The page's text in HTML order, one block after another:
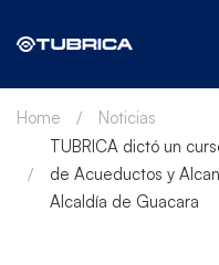
Home
Noticias
TUBRICA dictó un
de Acueductos y
Alcaldía de Guacara